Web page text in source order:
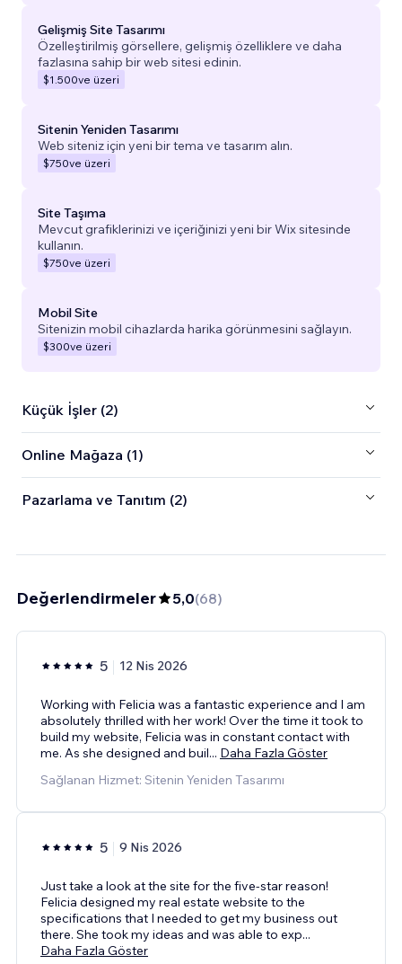
Gelişmiş Site Tasarımı
Özelleştirilmiş görsellere, gelişmiş özelliklere ve daha
fazlasına sahip bir web sitesi edinin.
$1.500ve üzeri
Sitenin Yeniden Tasarımı
Web siteniz için yeni bir tema ve tasarım alın.
$750ve üzeri
Site Taşıma
Mevcut grafiklerinizi ve içeriğinizi yeni bir Wix sitesinde
kullanın.
$750ve üzeri
Mobil Site
Sitenizin mobil cihazlarda harika görünmesini sağlayın.
$300ve üzeri
Küçük İşler (2)
Online Mağaza (1)
Pazarlama ve Tanıtım (2)
Değerlendirmeler 5,0(68)
5 12 Nis 2026
Working with Felicia was a fantastic experience and I am
absolutely thrilled with her work! Over the time it took to
build my website, Felicia was in constant contact with
me. As she designed and buil... Daha Fazla Göster
Sağlanan Hizmet: Sitenin Yeniden Tasarımı
5 9 Nis 2026
Just take a look at the site for the five-star reason!
Felicia designed my real estate website to the
specifications that I needed to get my business out
there. She took my ideas and was able to exp...
Daha Fazla Göster